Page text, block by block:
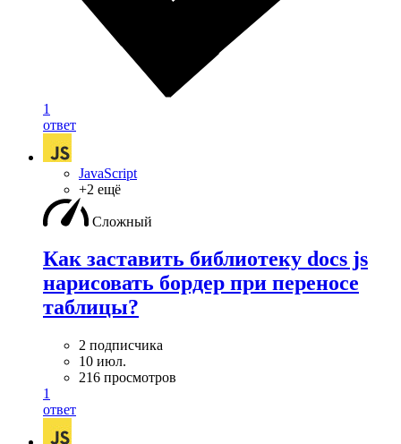
1
ответ
JavaScript
+2 ещё
Сложный
Как заставить библиотеку docs js
нарисовать бордер при переносе
таблицы?
2 подписчика
10 июл.
216 просмотров
1
ответ